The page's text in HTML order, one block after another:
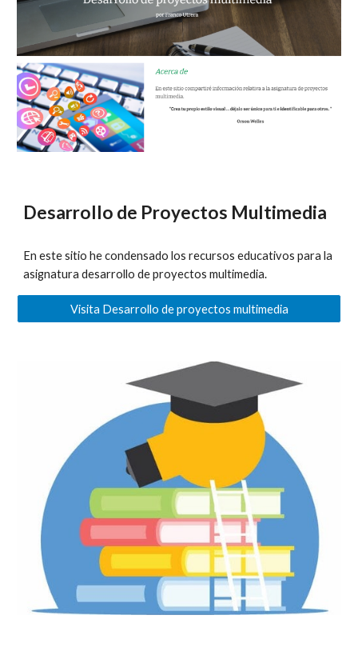
Desarrollo de Proyectos Multimedia
En este sitio he condensado los recursos educativos para la
asignatura desarrollo de proyectos multimedia.
Visita Desarrollo de proyectos multimedia